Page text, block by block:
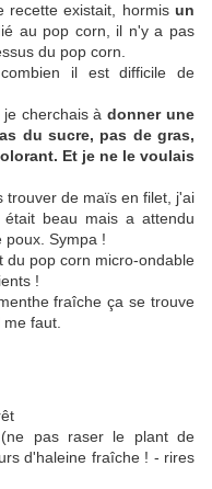
recette existait, hormis un
au pop corn, il n'y a pas
du pop corn.
il est difficile de
je cherchais àdonner une
du sucre, pas de gras,
Et je ne le voulais
trouver de maïs en filet, j'ai
beau mais a attendu
poux. Sympa !
du pop corn micro-ondable
!
fraîche ça se trouve
me faut.
pas raser le plant de
d'haleine fraîche ! - rires